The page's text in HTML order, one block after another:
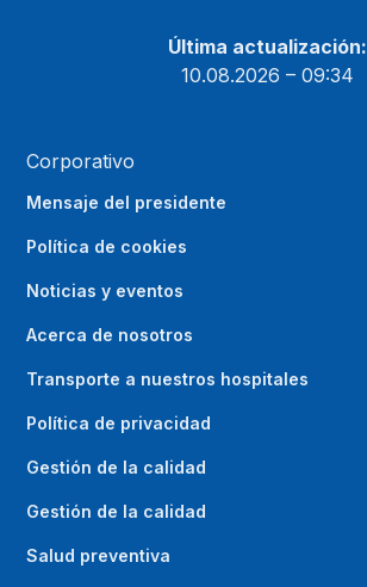
Última actualización:
10.08.2026 – 09:34
Corporativo
Mensaje del presidente
Política de cookies
Noticias y eventos
Acerca de nosotros
Transporte a nuestros hospitales
Política de privacidad
Gestión de la calidad
Gestión de la calidad
Salud preventiva